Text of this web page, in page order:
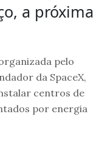
a próxima
pelo
da SpaceX,
centros de
por energia